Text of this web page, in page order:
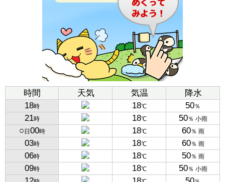
時間 天気 気温
降水
18時 18℃ 50％
21時 18℃ 50％ 小雨
○ 日 00時 18℃ 60％ 雨
03時 18℃ 60％ 雨
06時 18℃ 50％ 雨
09時 18℃ 50％ 小雨